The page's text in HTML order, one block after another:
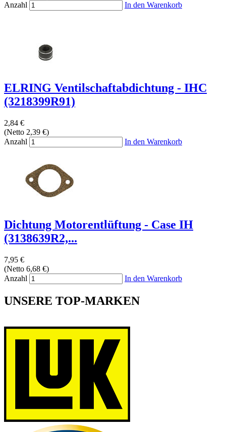
Anzahl
In den Warenkorb
ELRING Ventilschaftabdichtung - IHC
(3218399R91)
2,84 €
(Netto 2,39 €)
Anzahl
In den Warenkorb
Dichtung Motorentlüftung - Case IH
(3138639R2,...
7,95 €
(Netto 6,68 €)
Anzahl
In den Warenkorb
UNSERE TOP-MARKEN